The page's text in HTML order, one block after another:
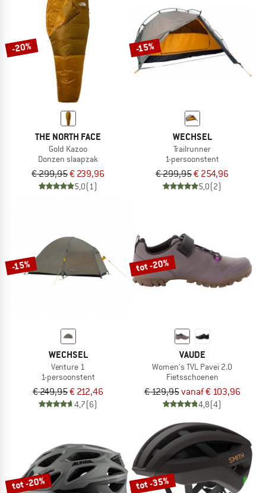
-20%
THE NORTH FACE
Gold Kazoo
Donzen slaapzak
€ 299,95€ 239,96
5,0(1)
-15%
WECHSEL
Trailrunner
1-persoonstent
€ 299,95€ 254,96
5,0(2)
-15%
WECHSEL
Venture 1
1-persoonstent
€ 249,95€ 212,46
4,7(6)
tot -20%
VAUDE
Women's TVL Pavei 2.0
Fietsschoenen
€ 129,95vanaf € 103,96
4,8(4)
tot -20% tot -35%